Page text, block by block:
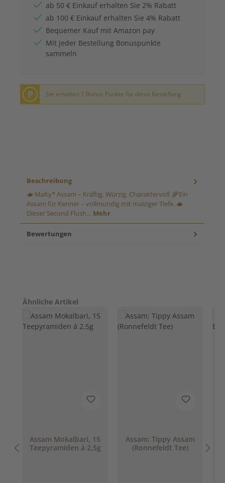
ab 50 € Einkauf erhalten Sie 2% Rabatt
ab 100 € Einkauf erhalten Sie 4% Rabatt
Bequemer Kauf mit Amazon pay
Mit jeder Bestellung Bonuspunkte
sammeln
P Sie erhalten 1 Bonus Punkte für diese Bestellung
Beschreibung
🫖 Malty* Assam – Kräftig. Würzig. Charaktervoll. 🌾Ein
Assam für Kenner – vollmundig mit malziger Tiefe. 🫖
Dieser Second Flush… Mehr
Bewertungen
Produktgalerie überspringen
Ähnliche Artikel
Assam Mokalbari, 15
Teepyramiden á 2,5g
Assam: Tippy Assam
(Ronnefeldt Tee)